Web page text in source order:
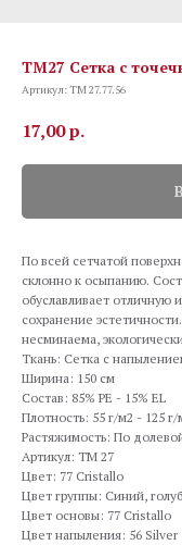
TM27 Сетка с
Артикул:TM 27.77.56
17,00р.
По всей сетчатой
склонно к осыпанию.
обуславливает отличную
сохранение
несминаема,
Ткань: Сетка с
Ширина: 150 см
Состав: 85% PE - 15% EL
Плотность: 55 г/м2 - 125 г/
Растяжимость: По
Артикул: TM 27
Цвет: 77 Cristallo
Цвет группы: Синий,
Цвет основы: 77 Cristallo
Цвет напыления: 56 Silver